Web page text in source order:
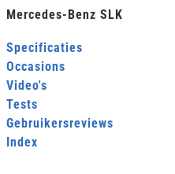
Mercedes-Benz SLK
Specificaties
Occasions
Video's
Tests
Gebruikersreviews
Index